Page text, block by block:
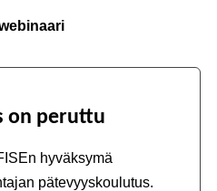
on peruttu
hyväksymä
pätevyyskoulutus.